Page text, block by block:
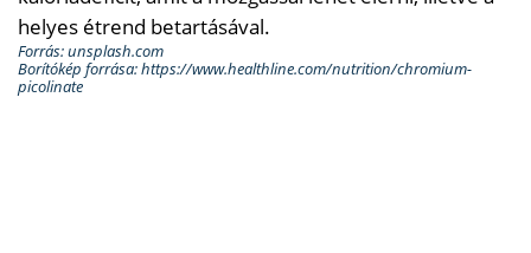
helyes étrend betartásával.
Forrás: unsplash.com
Borítókép forrása: https://www.healthline.com/nutrition/chromium-
picolinate